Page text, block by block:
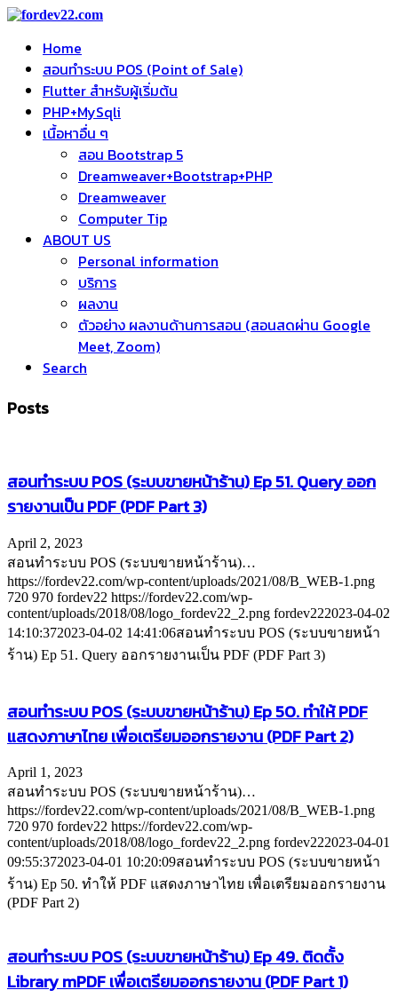
Home
สอนทำระบบ POS (Point of Sale)
Flutter สำหรับผู้เริ่มต้น
PHP+MySqli
เนื้อหาอื่น ๆ
สอน Bootstrap 5
Dreamweaver+Bootstrap+PHP
Dreamweaver
Computer Tip
ABOUT US
Personal information
บริการ
ผลงาน
ตัวอย่าง ผลงานด้านการสอน (สอนสดผ่าน Google
Meet, Zoom)
Search
Posts
สอนทำระบบ POS (ระบบขายหน้าร้าน) Ep 51. Query ออก
รายงานเป็น PDF (PDF Part 3)
April 2, 2023
สอนทำระบบ POS (ระบบขายหน้าร้าน)…
https://fordev22.com/wp-content/uploads/2021/08/B_WEB-1.png
720 970 fordev22 https://fordev22.com/wp-
content/uploads/2018/08/logo_fordev22_2.png fordev222023-04-02
14:10:372023-04-02 14:41:06สอนทำระบบ POS (ระบบขายหน้า
ร้าน) Ep 51. Query ออกรายงานเป็น PDF (PDF Part 3)
สอนทำระบบ POS (ระบบขายหน้าร้าน) Ep 50. ทำให้ PDF
แสดงภาษาไทย เพื่อเตรียมออกรายงาน (PDF Part 2)
April 1, 2023
สอนทำระบบ POS (ระบบขายหน้าร้าน)…
https://fordev22.com/wp-content/uploads/2021/08/B_WEB-1.png
720 970 fordev22 https://fordev22.com/wp-
content/uploads/2018/08/logo_fordev22_2.png fordev222023-04-01
09:55:372023-04-01 10:20:09สอนทำระบบ POS (ระบบขายหน้า
ร้าน) Ep 50. ทำให้ PDF แสดงภาษาไทย เพื่อเตรียมออกรายงาน
(PDF Part 2)
สอนทำระบบ POS (ระบบขายหน้าร้าน) Ep 49. ติดตั้ง
Library mPDF เพื่อเตรียมออกรายงาน (PDF Part 1)